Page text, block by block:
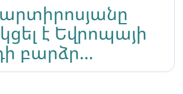
է Եվրոպայի
բարձր
ղեկավար